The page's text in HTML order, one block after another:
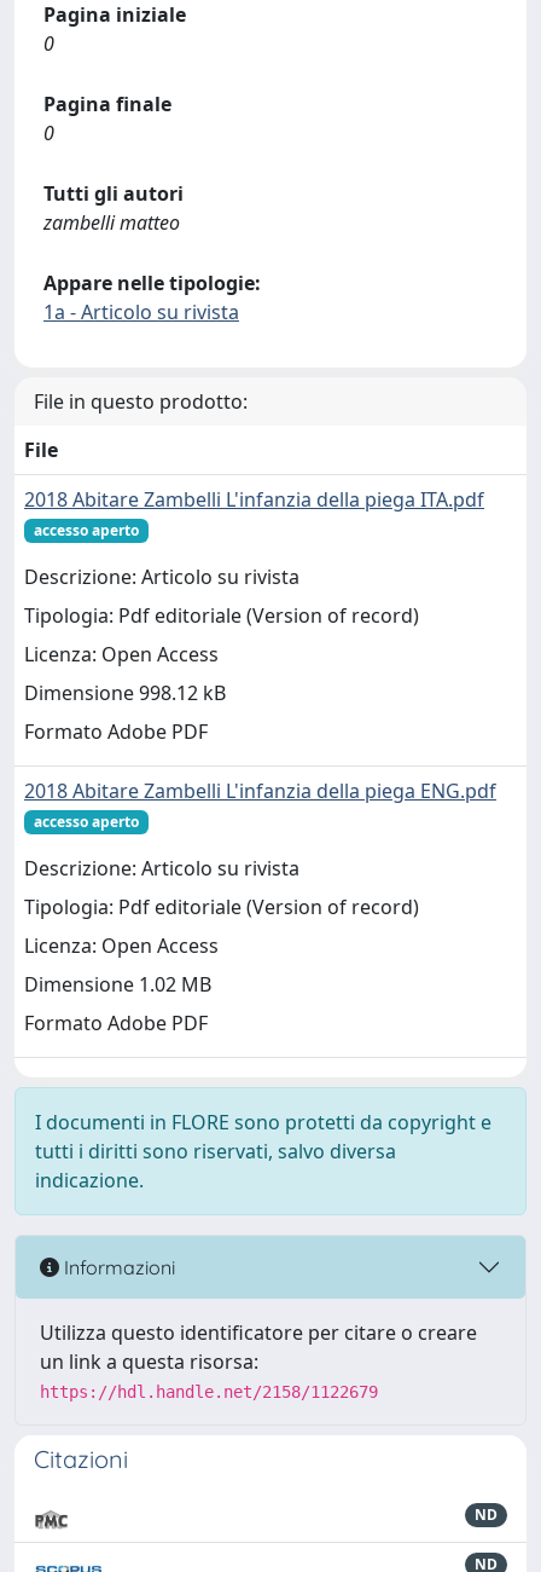
Pagina iniziale
0
Pagina finale
0
Tutti gli autori
zambelli matteo
Appare nelle tipologie:
1a - Articolo su rivista
File in questo prodotto:
File
2018 Abitare Zambelli L'infanzia della piega ITA.pdf
accesso aperto
Descrizione: Articolo su rivista
Tipologia: Pdf editoriale (Version of record)
Licenza: Open Access
Dimensione 998.12 kB
Formato Adobe PDF
2018 Abitare Zambelli L'infanzia della piega ENG.pdf
accesso aperto
Descrizione: Articolo su rivista
Tipologia: Pdf editoriale (Version of record)
Licenza: Open Access
Dimensione 1.02 MB
Formato Adobe PDF
I documenti in FLORE sono protetti da copyright e
tutti i diritti sono riservati, salvo diversa
indicazione.
Informazioni
Utilizza questo identificatore per citare o creare
un link a questa risorsa:
https://hdl.handle.net/2158/1122679
Citazioni
ND
ND